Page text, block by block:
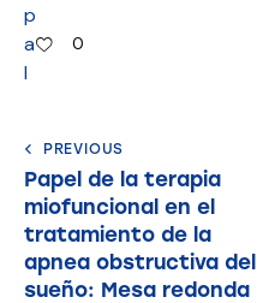
p
a
l
0
PREVIOUS
Papel de la terapia
miofuncional en el
tratamiento de la
apnea obstructiva del
sueño: Mesa redonda